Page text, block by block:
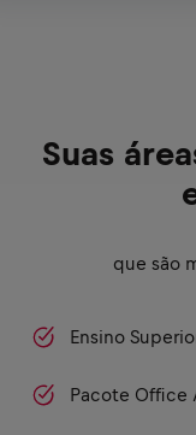
Suas
que são
Ensino
Pacote Office